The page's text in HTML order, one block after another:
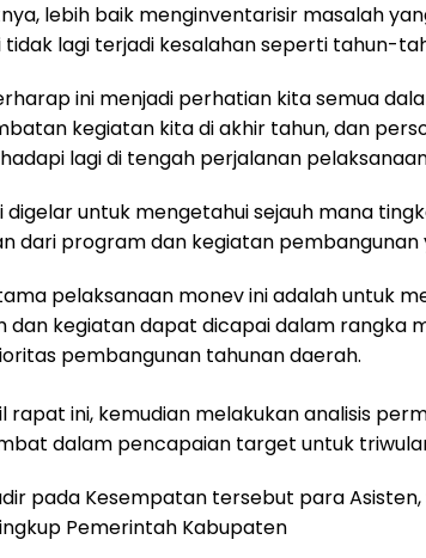
lebih baik menginventarisir masalah
tidak lagi terjadi kesalahan seperti tahun-
ini menjadi perhatian kita semua
kegiatan kita di akhir tahun, dan
lagi di tengah perjalanan
digelar untuk mengetahui sejauh mana
dari program dan kegiatan pembangunan
pelaksanaan monev ini adalah untuk
dan kegiatan dapat dicapai dalam rangka
pembangunan tahunan daerah.
rapat ini, kemudian melakukan analisis
dalam pencapaian target untuk
pada Kesempatan tersebut para Asisten,
Pemerintah Kabupaten